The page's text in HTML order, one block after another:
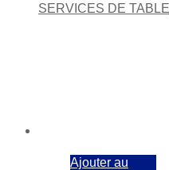
SERVICES DE TABLE
Ajouter au